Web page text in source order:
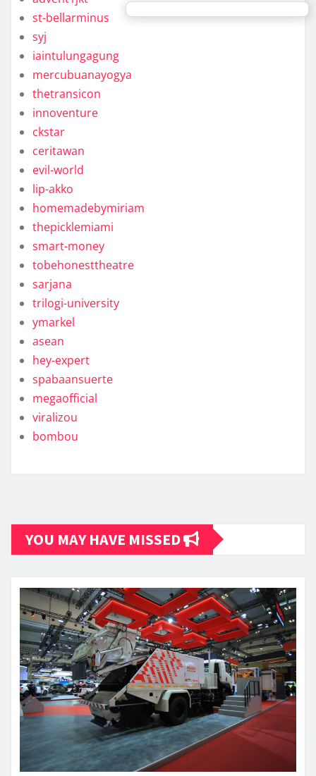
st-bellarminus
syj
iaintulungagung
mercubuanayogya
thetransicon
innoventure
ckstar
ceritawan
evil-world
lip-akko
homemadebymiriam
thepicklemiami
smart-money
tobehonesttheatre
sarjana
trilogi-university
ymarkel
asean
hey-expert
spabaansuerte
megaofficial
viralizou
bombou
YOU MAY HAVE MISSED